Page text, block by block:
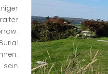
sein